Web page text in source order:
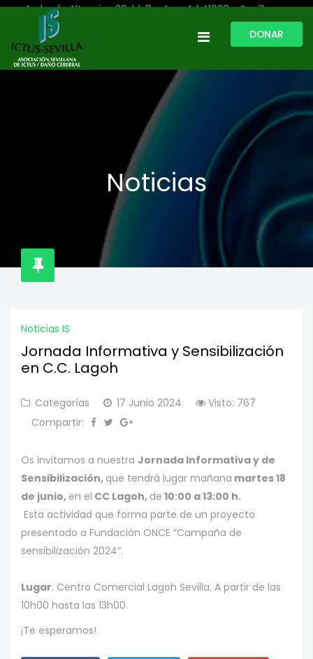
Avda. de Altamira, 29, bl. 11 – Acc. A | 41020 - Sevilla
954 513 999
ictussevilla@hotmail.com
DONAR
Noticias
Noticias IS
Jornada Informativa y Sensibilización
en C.C. Lagoh
Categorías 17 Junio 2024
Visto: 767
Compartir:
Os invitamos a nuestra Jornada Informativa y de
Sensibilización, que tendrá lugar mañana martes 18
de junio, en el CC Lagoh, de 10:00 a 13:00 h.
Esta actividad que forma parte de un proyecto
presentado a Fundación ONCE “Campaña de
sensibilización 2024”.
Lugar: Centro Comercial Lagoh Sevilla. A partir de las
10h00 hasta las 13h00.
¡Te esperamos!